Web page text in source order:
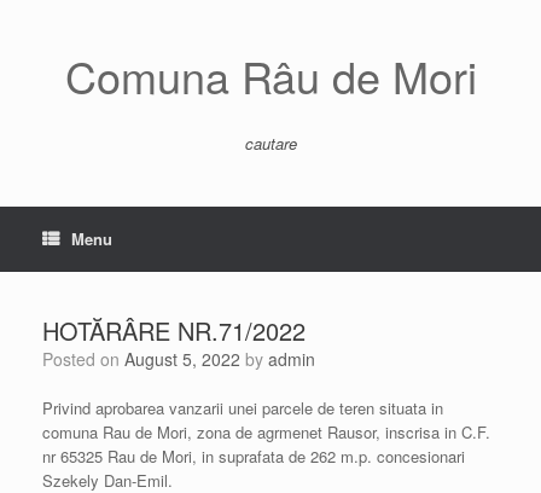
Comuna Râu de Mori
cautare
Menu
HOTĂRÂRE NR.71/2022
Posted on August 5, 2022 by admin
Privind aprobarea vanzarii unei parcele de teren situata in
comuna Rau de Mori, zona de agrmenet Rausor, inscrisa in C.F.
nr 65325 Rau de Mori, in suprafata de 262 m.p. concesionari
Szekely Dan-Emil.